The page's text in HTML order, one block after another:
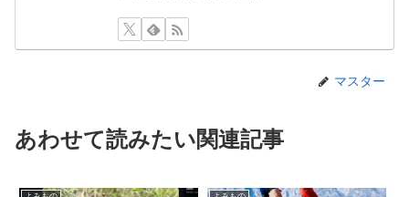
マスター
あわせて読みたい関連記事